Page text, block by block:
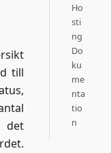
till
Ho
sti
ng
Do
ku
me
nta
tio
n